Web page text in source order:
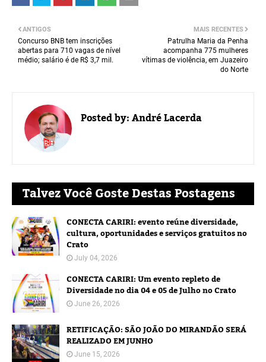
MAIS RECENTES
Patrulha Maria da Penha
acompanha 775 mulheres
vítimas de violência, em Juazeiro
do Norte
ANTIGOS
Concurso BNB tem inscrições
abertas para 710 vagas de nível
médio; salário é de R$ 3,7 mil.
Posted by:André Lacerda
Talvez Você Goste Destas Postagens
CONECTA CARIRI: evento reúne diversidade,
cultura, oportunidades e serviços gratuitos no
Crato
July 04, 2026
CONECTA CARIRI: Um evento repleto de
Diversidade no dia 04 e 05 de Julho no Crato
June 26, 2026
RETIFICAÇÃO: SÃO JOÃO DO MIRANDÃO SERÁ
REALIZADO EM JUNHO
June 15, 2026